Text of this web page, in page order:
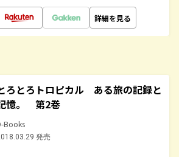
詳細を見る
ろとろトロピカル ある旅の記録と
憶。 第2巻
Books
発売